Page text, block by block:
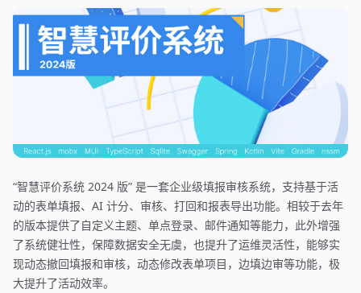
“智慧评价系统 2024 版” 是一套企业级填报审核系统，支持基于活
动的表单填报、AI 计分、审核、打回和报表导出功能。相较于去年
的版本提供了自定义主题、单点登录、邮件通知等能力，此外增强
了系统健壮性，保障数据安全无虞，也提升了运维灵活性，能够实
现动态撤回填报和审核，动态修改表单项目，边填边审等功能，极
大提升了活动效率。